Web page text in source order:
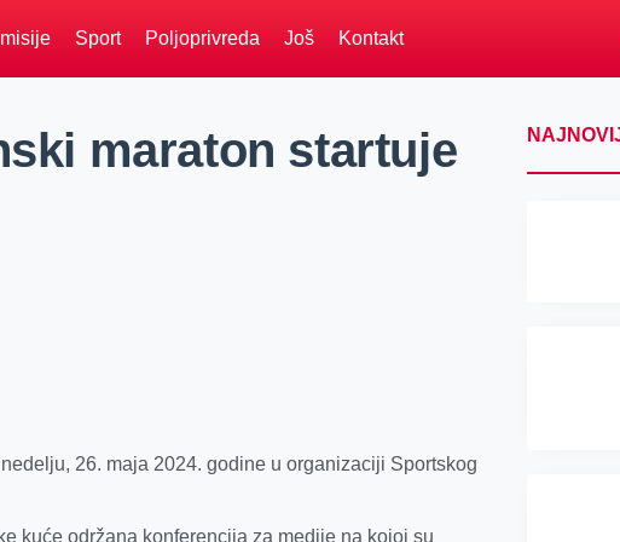
Sport Poljoprivreda Još Kontakt
maraton startuje
26. maja 2024. godine u organizaciji Sportskog
kuće održana konferencija za medije na kojoj su